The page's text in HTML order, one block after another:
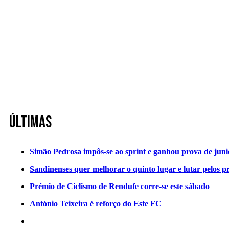
Últimas
Simão Pedrosa impôs-se ao sprint e ganhou prova de
Sandinenses quer melhorar o quinto lugar e lutar pelos
Prémio de Ciclismo de Rendufe corre-se este sábado
António Teixeira é reforço do Este FC